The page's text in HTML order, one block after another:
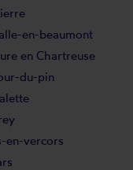
en-beaumont
en Chartreuse
du-pin
en-vercors